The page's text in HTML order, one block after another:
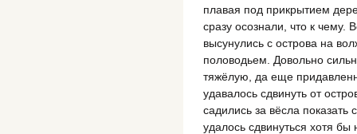
плавая под прикрытием
сразу осознали, что к чему.
высунулись с острова на
половодьем. Довольно
тяжёлую, да еще
удавалось сдвинуть от
садились за вёсла
удалось сдвинуться хотя